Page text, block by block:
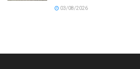
03/08/2026